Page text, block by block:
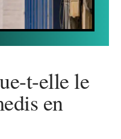
t-elle le
en